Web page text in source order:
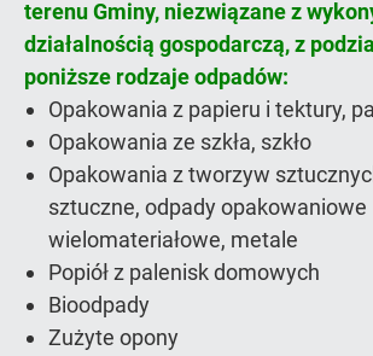
terenu Gminy, niezwiązane z
działalnością gospodarczą, z
poniższe rodzaje odpadów:
Opakowania z papieru i tektury,
Opakowania ze szkła, szkło
Opakowania z tworzyw
sztuczne, odpady opakowaniowe
wielomateriałowe, metale
Popiół z palenisk domowych
Bioodpady
Zużyte opony